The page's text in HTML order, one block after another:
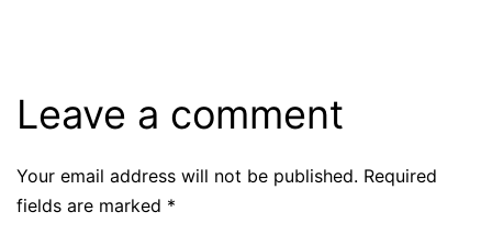
Leave a comment
Your email address will not be published. Required
fields are marked *